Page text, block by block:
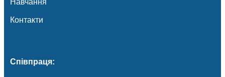
Навчання
Контакти
Співпраця: